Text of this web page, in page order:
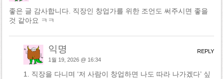
좋은 글 감사합니다. 직장인 창업가를 위한 조언도 써주시면 좋을
것 같아요 ㅋㅋ
익명
1월 19, 2026 @ 16:34
1. 직장을 다니며 ‘저 사람이 창업하면 나도 따라 나가겠다’ 싶
REPLY